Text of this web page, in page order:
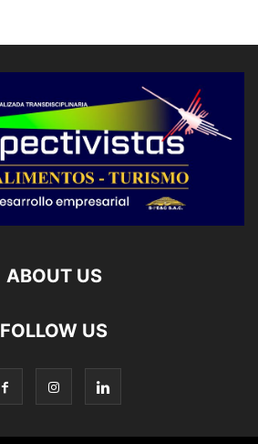
ABOUT US
FOLLOW US